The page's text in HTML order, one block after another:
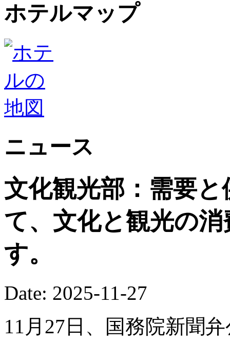
ホテルマップ
ニュース
文化観光部：需要
て、文化と観光の
す。
Date: 2025-11-27
11月27日、国務院新聞